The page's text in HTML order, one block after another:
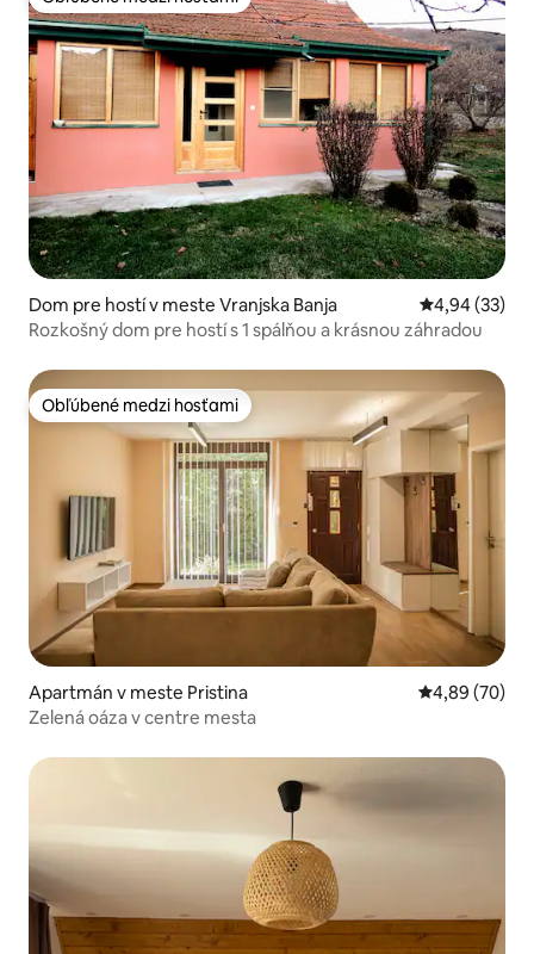
Obľúbené medzi hosťami
Dom pre hostí v meste Vranjska Banja Priemerné
4,94 (33)
Rozkošný dom pre hostí s 1 spálňou a krásnou záhradou
Obľúbené medzi hosťami
Obľúbené medzi hosťami
Apartmán v meste Pristina Priemerné
4,89 (70)
Zelená oáza v centre mesta